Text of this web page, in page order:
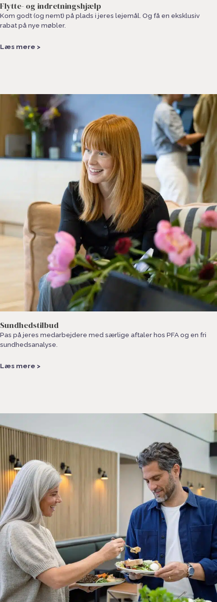
Flytte- og indretningshjælp
Kom godt (og nemt) på plads i jeres lejemål. Og få en eksklusiv
rabat på nye møbler.
Læs mere >
Sundhedstilbud
Pas på jeres medarbejdere med særlige aftaler hos PFA og en fri
sundhedsanalyse.
Læs mere >